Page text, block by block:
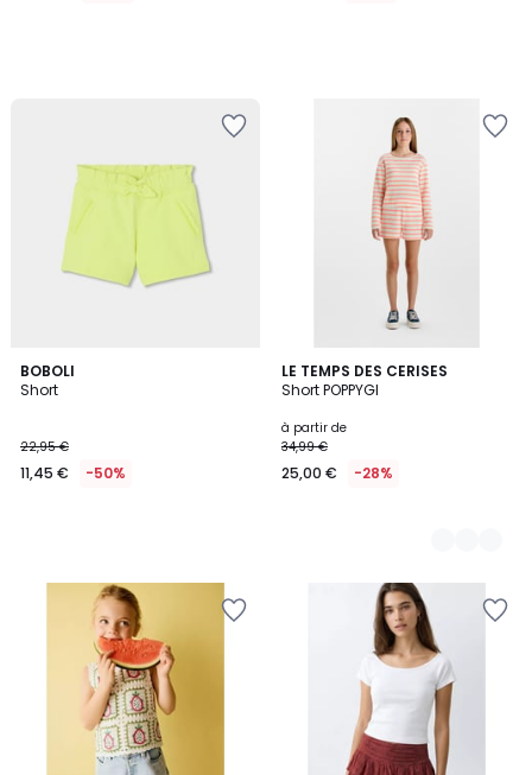
BOBOLI
Short
22,95 €
11,45 € -50%
LE TEMPS DES CERISES
Short POPPYGI
à partir de
34,99 €
25,00 € -28%
2
Couleurs